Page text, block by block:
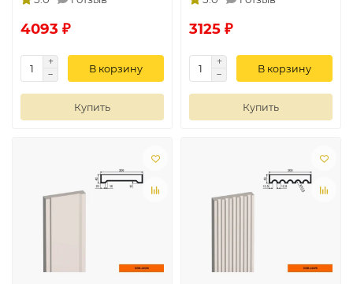
4093 ₽
В корзину
Купить
3125 ₽
В корзину
Купить